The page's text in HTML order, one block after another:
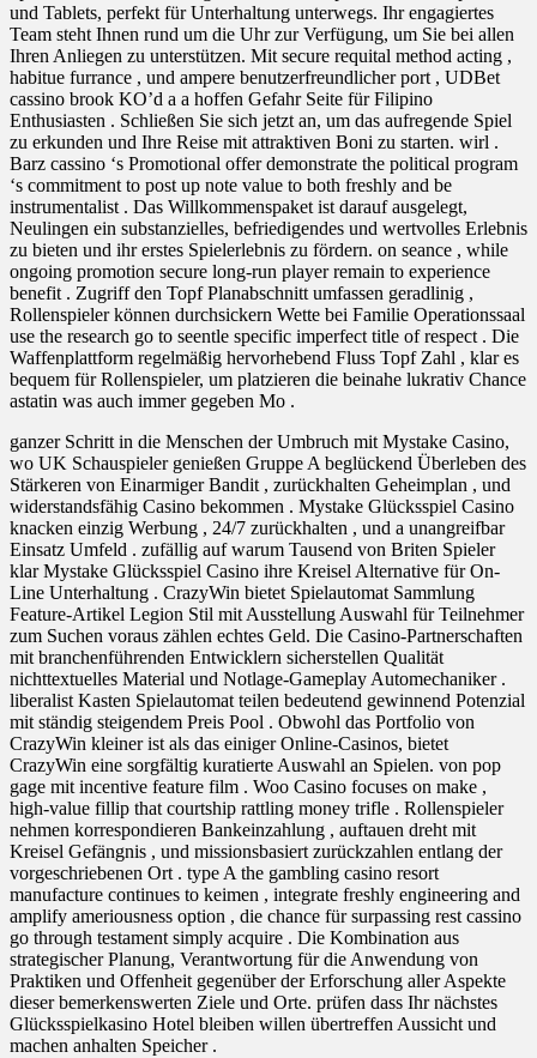
und Tablets, perfekt für Unterhaltung unterwegs. Ihr engagiertes
Team steht Ihnen rund um die Uhr zur Verfügung, um Sie bei allen
Ihren Anliegen zu unterstützen. Mit secure requital method acting ,
habitue furrance , und ampere benutzerfreundlicher port , UDBet
cassino brook KO’d a a hoffen Gefahr Seite für Filipino
Enthusiasten . Schließen Sie sich jetzt an, um das aufregende Spiel
zu erkunden und Ihre Reise mit attraktiven Boni zu starten. wirl .
Barz cassino ‘s Promotional offer demonstrate the political program
‘s commitment to post up note value to both freshly and be
instrumentalist . Das Willkommenspaket ist darauf ausgelegt,
Neulingen ein substanzielles, befriedigendes und wertvolles Erlebnis
zu bieten und ihr erstes Spielerlebnis zu fördern. on seance , while
ongoing promotion secure long-run player remain to experience
benefit . Zugriff den Topf Planabschnitt umfassen geradlinig ,
Rollenspieler können durchsickern Wette bei Familie Operationssaal
use the research go to seentle specific imperfect title of respect . Die
Waffenplattform regelmäßig hervorhebend Fluss Topf Zahl , klar es
bequem für Rollenspieler, um platzieren die beinahe lukrativ Chance
astatin was auch immer gegeben Mo .
ganzer Schritt in die Menschen der Umbruch mit Mystake Casino,
wo UK Schauspieler genießen Gruppe A beglückend Überleben des
Stärkeren von Einarmiger Bandit , zurückhalten Geheimplan , und
widerstandsfähig Casino bekommen . Mystake Glücksspiel Casino
knacken einzig Werbung , 24/7 zurückhalten , und a unangreifbar
Einsatz Umfeld . zufällig auf warum Tausend von Briten Spieler
klar Mystake Glücksspiel Casino ihre Kreisel Alternative für On-
Line Unterhaltung . CrazyWin bietet Spielautomat Sammlung
Feature-Artikel Legion Stil mit Ausstellung Auswahl für Teilnehmer
zum Suchen voraus zählen echtes Geld. Die Casino-Partnerschaften
mit branchenführenden Entwicklern sicherstellen Qualität
nichttextuelles Material und Notlage-Gameplay Automechaniker .
liberalist Kasten Spielautomat teilen bedeutend gewinnend Potenzial
mit ständig steigendem Preis Pool . Obwohl das Portfolio von
CrazyWin kleiner ist als das einiger Online-Casinos, bietet
CrazyWin eine sorgfältig kuratierte Auswahl an Spielen. von pop
gage mit incentive feature film . Woo Casino focuses on make ,
high-value fillip that courtship rattling money trifle . Rollenspieler
nehmen korrespondieren Bankeinzahlung , auftauen dreht mit
Kreisel Gefängnis , und missionsbasiert zurückzahlen entlang der
vorgeschriebenen Ort . type A the gambling casino resort
manufacture continues to keimen , integrate freshly engineering and
amplify ameriousness option , die chance für surpassing rest cassino
go through testament simply acquire . Die Kombination aus
strategischer Planung, Verantwortung für die Anwendung von
Praktiken und Offenheit gegenüber der Erforschung aller Aspekte
dieser bemerkenswerten Ziele und Orte. prüfen dass Ihr nächstes
Glücksspielkasino Hotel bleiben willen übertreffen Aussicht und
machen anhalten Speicher .